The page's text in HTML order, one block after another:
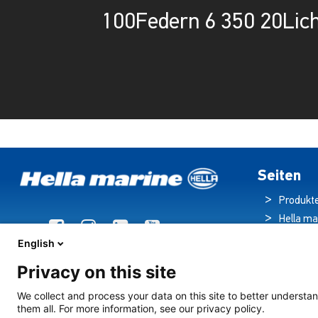
100Federn 6 350
Seiten
Hella
English
Privacy on this site
We collect and process your data on this site to better
them all. For more information, see our privacy policy.